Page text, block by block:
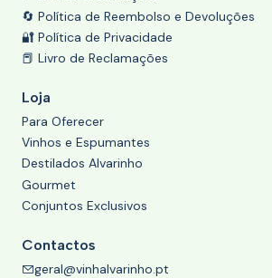
🔄 Política de Reembolso e Devoluções
🔐 Política de Privacidade
📕 Livro de Reclamações
Loja
Para Oferecer
Vinhos e Espumantes
Destilados Alvarinho
Gourmet
Conjuntos Exclusivos
Contactos
geral@vinhalvarinho.pt